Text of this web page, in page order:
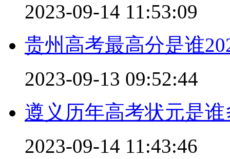
2023-09-14 11:53:09
贵州高考最高分是谁
2023-09-13 09:52:44
遵义历年高考状元是
2023-09-14 11:43:46